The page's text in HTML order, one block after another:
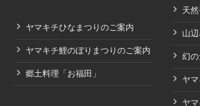
ヤマキチひなまつりのご案内
ヤマキチ鯉のぼりまつりのご案内
郷土料理「お福田」
天
山
幻
ヤ
ヤ